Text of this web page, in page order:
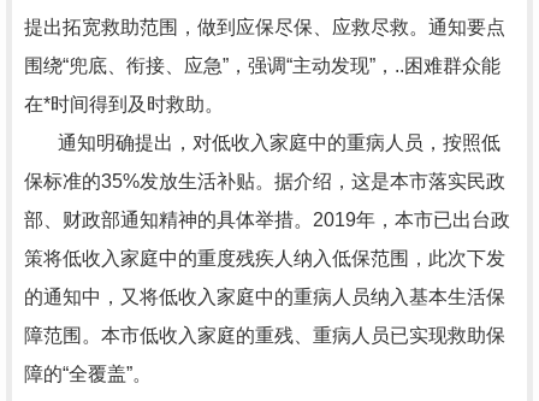
提出拓宽救助范围，做到应保尽保、应救尽救。通知要点
围绕“兜底、衔接、应急”，强调“主动发现”，..困难群众能
在*时间得到及时救助。
通知明确提出，对低收入家庭中的重病人员，按照低
保标准的35%发放生活补贴。据介绍，这是本市落实民政
部、财政部通知精神的具体举措。2019年，本市已出台政
策将低收入家庭中的重度残疾人纳入低保范围，此次下发
的通知中，又将低收入家庭中的重病人员纳入基本生活保
障范围。本市低收入家庭的重残、重病人员已实现救助保
障的“全覆盖”。